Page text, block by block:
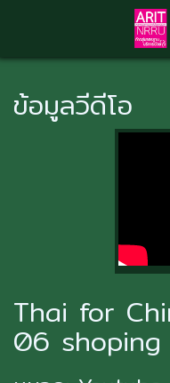
Skip
main
content
ข้อมูลวีดีโอ
Thai for
06 shoping